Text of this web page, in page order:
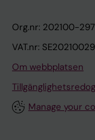
Org.nr: 202100-
VAT.nr:
Om webbplatsen
Manage your